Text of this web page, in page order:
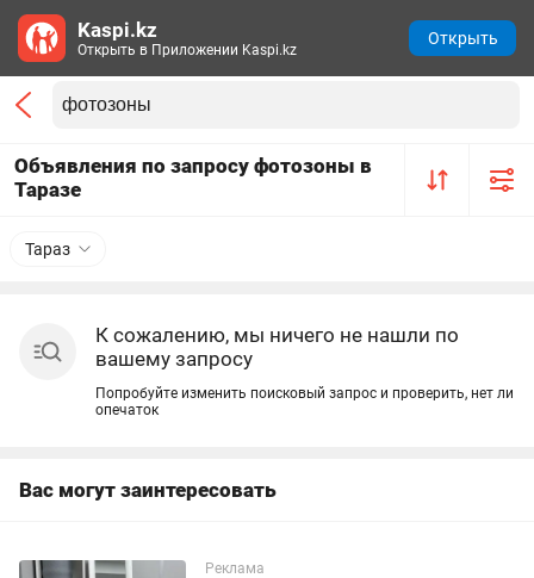
Объявления по запросу фотозоны в
Таразе
Тараз
К сожалению, мы ничего не нашли по
вашему запросу
Попробуйте изменить поисковый запрос и проверить, нет ли
опечаток
Вас могут заинтересовать
Реклама
Kaspi.kz
Открыть в Приложении Kaspi.kz
Открыть